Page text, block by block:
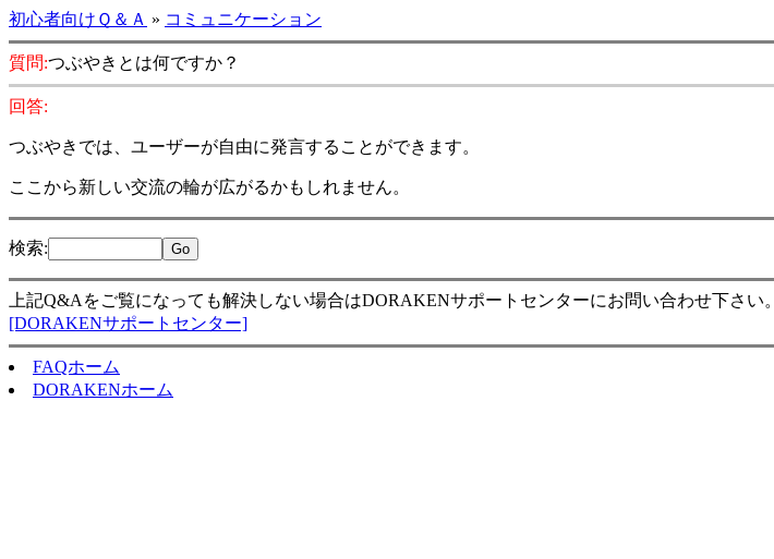
初心者向けＱ＆Ａ » コミュニケーション
質問:つぶやきとは何ですか？
回答:
つぶやきでは、ユーザーが自由に発言することができます。
ここから新しい交流の輪が広がるかもしれません。
検索:
上記Q&Aをご覧になっても解決しない場合はDORAKENサポートセンターにお問い合わせ下さい。
[DORAKENサポートセンター]
FAQホーム
DORAKENホーム